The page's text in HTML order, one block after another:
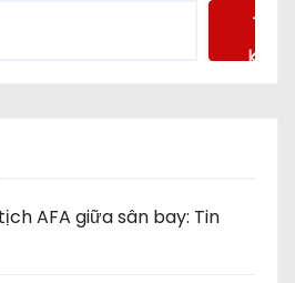
Tìm
kiếm
AFA giữa sân bay: Tin